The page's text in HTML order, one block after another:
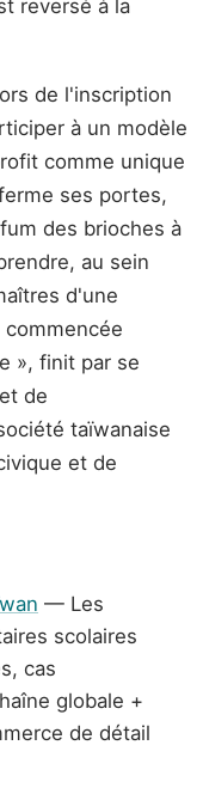
reversé à la
de l'inscription
à un modèle
comme unique
ses portes,
des brioches à
au sein
d'une
», finit par se
de
taïwanaise
et de
— Les
scolaires
cas
globale +
de détail